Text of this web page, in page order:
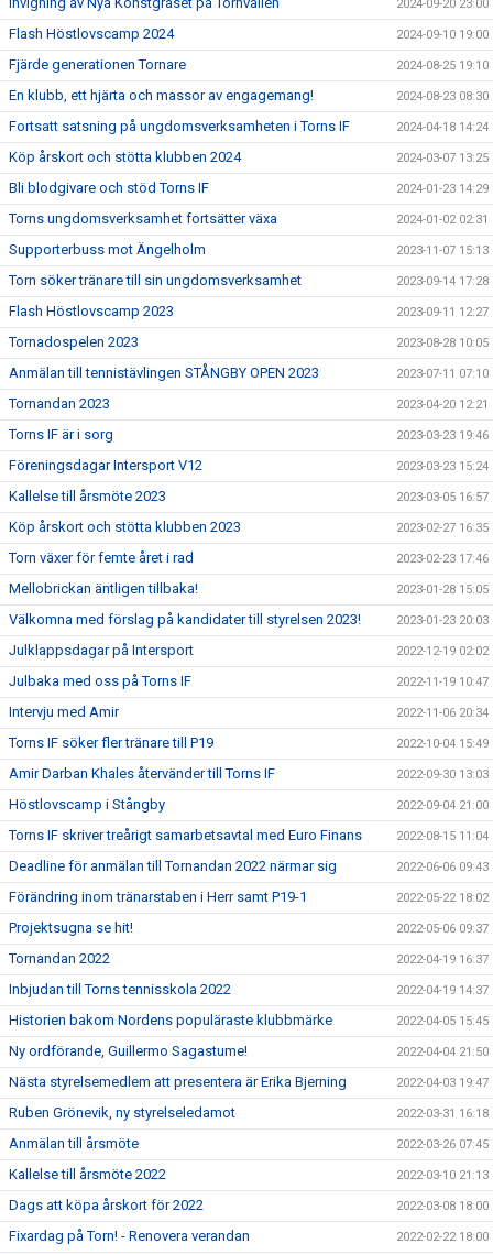
2024-09-20 23:00
Flash Höstlovscamp 2024 2024-09-10 19:00
Fjärde generationen Tornare 2024-08-25 19:10
En klubb, ett hjärta och massor av engagemang! 2024-08-23 08:30
Fortsatt satsning på ungdomsverksamheten i Torns IF 2024-04-18 14:24
Köp årskort och stötta klubben 2024 2024-03-07 13:25
Bli blodgivare och stöd Torns IF 2024-01-23 14:29
Torns ungdomsverksamhet fortsätter växa 2024-01-02 02:31
Supporterbuss mot Ängelholm 2023-11-07 15:13
Torn söker tränare till sin ungdomsverksamhet 2023-09-14 17:28
Flash Höstlovscamp 2023 2023-09-11 12:27
Tornadospelen 2023 2023-08-28 10:05
Anmälan till tennistävlingen STÅNGBY OPEN 2023 2023-07-11 07:10
Tornandan 2023 2023-04-20 12:21
Torns IF är i sorg 2023-03-23 19:46
Föreningsdagar Intersport V12 2023-03-23 15:24
Kallelse till årsmöte 2023 2023-03-05 16:57
Köp årskort och stötta klubben 2023 2023-02-27 16:35
Torn växer för femte året i rad 2023-02-23 17:46
Mellobrickan äntligen tillbaka! 2023-01-28 15:05
Välkomna med förslag på kandidater till styrelsen 2023! 2023-01-23 20:03
Julklappsdagar på Intersport 2022-12-19 02:02
Julbaka med oss på Torns IF 2022-11-19 10:47
Intervju med Amir 2022-11-06 20:34
Torns IF söker fler tränare till P19 2022-10-04 15:49
Amir Darban Khales återvänder till Torns IF 2022-09-30 13:03
Höstlovscamp i Stångby 2022-09-04 21:00
Torns IF skriver treårigt samarbetsavtal med Euro Finans 2022-08-15 11:04
Deadline för anmälan till Tornandan 2022 närmar sig 2022-06-06 09:43
Förändring inom tränarstaben i Herr samt P19-1 2022-05-22 18:02
Projektsugna se hit! 2022-05-06 09:37
Tornandan 2022 2022-04-19 16:37
Inbjudan till Torns tennisskola 2022 2022-04-19 14:37
Historien bakom Nordens populäraste klubbmärke 2022-04-05 15:45
Ny ordförande, Guillermo Sagastume! 2022-04-04 21:50
Nästa styrelsemedlem att presentera är Erika Bjerning 2022-04-03 19:47
Ruben Grönevik, ny styrelseledamot 2022-03-31 16:18
Anmälan till årsmöte 2022-03-26 07:45
Kallelse till årsmöte 2022 2022-03-10 21:13
Dags att köpa årskort för 2022 2022-03-08 18:00
Fixardag på Torn! - Renovera verandan 2022-02-22 18:00